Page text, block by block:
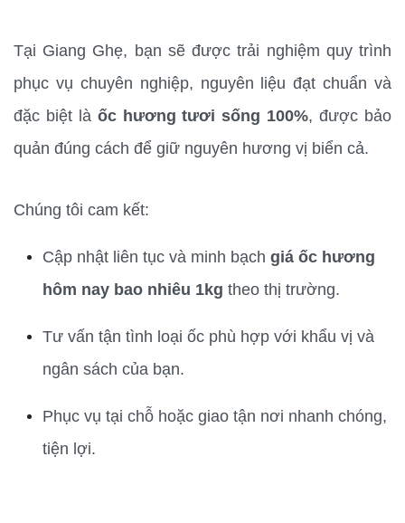
Tại Giang Ghẹ, bạn sẽ được trải nghiệm quy trình
phục vụ chuyên nghiệp, nguyên liệu đạt chuẩn và
đặc biệt là ốc hương tươi sống 100%, được bảo
quản đúng cách để giữ nguyên hương vị biển cả.
Chúng tôi cam kết:
Cập nhật liên tục và minh bạch giá ốc hương
hôm nay bao nhiêu 1kg theo thị trường.
Tư vấn tận tình loại ốc phù hợp với khẩu vị và
ngân sách của bạn.
Phục vụ tại chỗ hoặc giao tận nơi nhanh chóng,
tiện lợi.